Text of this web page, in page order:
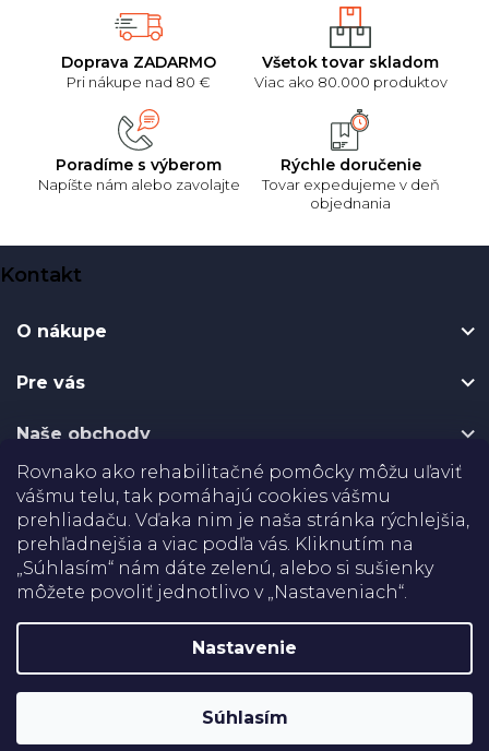
Rovnako ako rehabilitačné pomôcky môžu uľaviť
vášmu telu, tak pomáhajú cookies vášmu
prehliadaču. Vďaka nim je naša stránka rýchlejšia,
prehľadnejšia a viac podľa vás. Kliknutím na
„Súhlasím“ nám dáte zelenú, alebo si sušienky
môžete povoliť jednotlivo v „Nastaveniach“.
Nastavenie
Súhlasím
Doprava ZADARMO
Pri nákupe nad 80 €
Všetok tovar skladom
Viac ako 80.000 produktov
Poradíme s výberom
Napíšte nám alebo zavolajte
Rýchle doručenie
Tovar expedujeme v deň
objednania
á
Kontakt
O nákupe
Pre vás
Naše obchody
Certifikáty
Doprava
Platba
Rehabilitačné pomôcky
Upraviť nastavenie cookies